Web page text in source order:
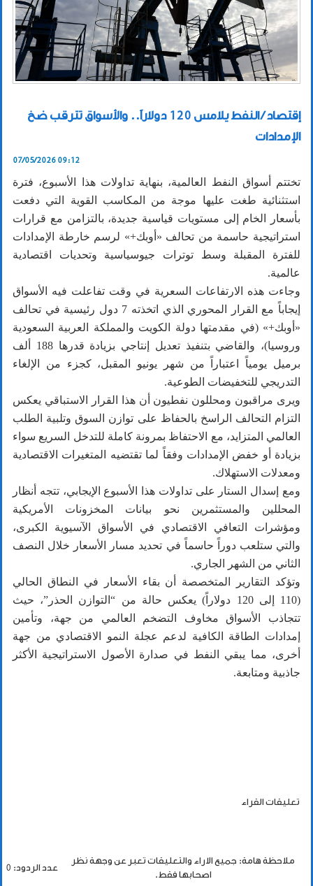
إقتصاد / النفط يلامس 120 دولاراً.. والأسواق تترقب ضخ
الإمدادات
07/05/2026 09:12
تختتم أسواق النفط العالمية، بنهاية تداولات هذا الأسبوع، فترة
استثنائية طغت عليها موجة من المكاسب القوية التي دفعت
بأسعار الخام إلى مستويات قياسية جديدة، بالتزامن مع قرارات
استراتيجية حاسمة من تحالف «أوبك+» لرسم خارطة الإمدادات
للفترة المقبلة وسط توترات جيوسياسية وتحديات اقتصادية
عالمية.
وجاءت هذه الارتفاعات السعرية في وقت تفاعلت فيه الأسواق
إيجاباً مع القرار المحوري الذي اتخذته 7 دول رئيسية في تحالف
«أوبك+» (في مقدمتها دولة الكويت والمملكة العربية السعودية
وروسيا)، والقاضي بتنفيذ تعديل إنتاجي بزيادة قدرها 188 ألف
برميل يومياً اعتباراً من شهر يونيو المقبل، كجزء من الإلغاء
التدريجي للتخفيضات الطوعية.
ويرى مراقبون ومحللون نفطيون أن هذا القرار الاستباقي يعكس
التزام التحالف الراسخ بالحفاظ على توازن السوق وتلبية الطلب
العالمي المتزايد، مع الاحتفاظ بمرونة كاملة للتدخل السريع سواء
بزيادة أو خفض الإمدادات وفقاً لما تقتضيه المتغيرات الاقتصادية
ومعدلات الاستهلاك.
ومع إسدال الستار على تداولات هذا الأسبوع الإيجابي، تتجه أنظار
المحللين والمستثمرين نحو بيانات المخزونات الأمريكية
ومؤشرات التعافي الاقتصادي في الأسواق الآسيوية الكبرى،
والتي ستلعب دوراً حاسماً في تحديد مسار الأسعار خلال النصف
الثاني من الشهر الجاري.
وتؤكد التقارير المتخصصة أن بقاء الأسعار في النطاق الحالي
(110 إلى 120 دولاراً) يعكس حالة من “التوازن الحذر”، حيث
تتجاذب الأسواق مخاوف التضخم العالمي من جهة، وتأمين
إمدادات الطاقة الكافية لدعم عجلة النمو الاقتصادي من جهة
أخرى، مما يبقي النفط في صدارة الأصول الاستراتيجية الأكثر
جاذبية ومتابعة.
تعليقات القراء
ملاحظة هامة: جميع الاراء والتعليقات تعبر عن وجهة نظر
اصحابها فقط.
عدد الردود: 0